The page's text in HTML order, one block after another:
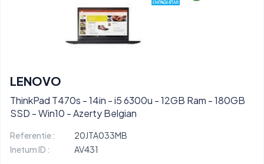
LENOVO
ThinkPad T470s - 14in - i5 6300u - 12GB Ram - 180GB
SSD - Win10 - Azerty Belgian
Referentie :
20JTA033MB
Inetum ID :
AV431